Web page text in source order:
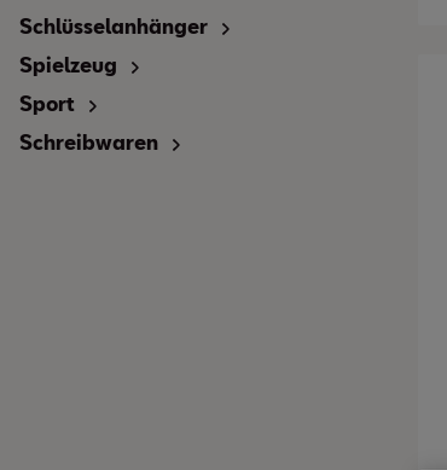
Schlüsselanhänger
Spielzeug
Sport
Schreibwaren